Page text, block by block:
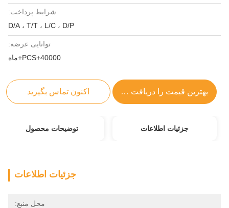
شرایط پرداخت:
D/A ، T/T ، L/C ، D/P
توانایی عرضه:
40000+PCS+ماه
بهترین قیمت را دریافت کنید اکنون تماس بگیرید
جزئیات اطلاعات توضیحات محصول
جزئیات اطلاعات
محل منبع: